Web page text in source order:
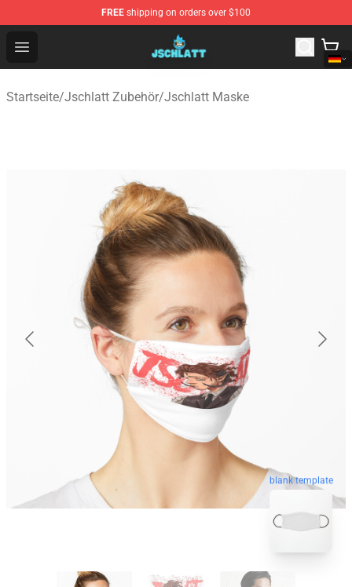
FREE shipping on orders over $100
Open menu
Jschlatt Store - Official Jschlatt Merchandise Shop
Startseite/Jschlatt Zubehör/Jschlatt Maske
blank template